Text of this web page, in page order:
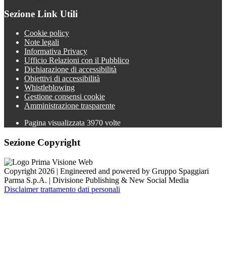
Sezione Link Utili
Cookie policy
Note legali
Informativa Privacy
Ufficio Relazioni con il Pubblico
Dichiarazione di accessibilità
Obiettivi di accessibilità
Whistleblowing
Gestione consensi cookie
Amministrazione trasparente
Pagina visualizzata 3970 volte
Sezione Copyright
Copyright 2026 | Engineered and powered by Gruppo Spaggiari
Parma S.p.A. | Divisione Publishing & New Social Media
Disclaimer trattamento dati personali